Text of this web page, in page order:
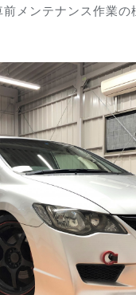
メンテナンス作業の